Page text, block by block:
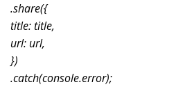
.share({
title: title,
url: url,
})
.catch(console.error);